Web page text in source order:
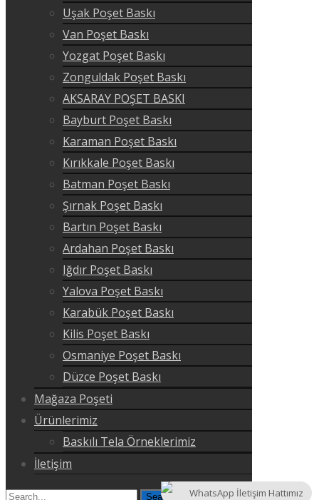
WhatsApp İletişim Hattımız
Uşak Poşet Baskı
Van Poşet Baskı
Yozgat Poşet Baskı
Zonguldak Poşet Baskı
AKSARAY POŞET BASKI
Bayburt Poşet Baskı
Karaman Poşet Baskı
Kırıkkale Poşet Baskı
Batman Poşet Baskı
Şırnak Poşet Baskı
Bartın Poşet Baskı
Ardahan Poşet Baskı
Iğdır Poşet Baskı
Yalova Poşet Baskı
Karabük Poşet Baskı
Kilis Poşet Baskı
Osmaniye Poşet Baskı
Düzce Poşet Baskı
Mağaza Poşeti
Ürünlerimiz
Baskılı Tela Örneklerimiz
İletişim
Search